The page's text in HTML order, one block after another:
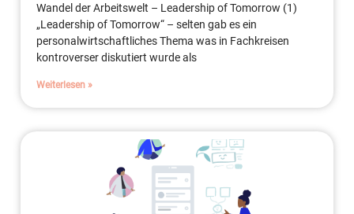
Wandel der Arbeitswelt – Leadership of Tomorrow (1)
„Leadership of Tomorrow“ – selten gab es ein
personalwirtschaftliches Thema was in Fachkreisen
kontroverser diskutiert wurde als
Weiterlesen »